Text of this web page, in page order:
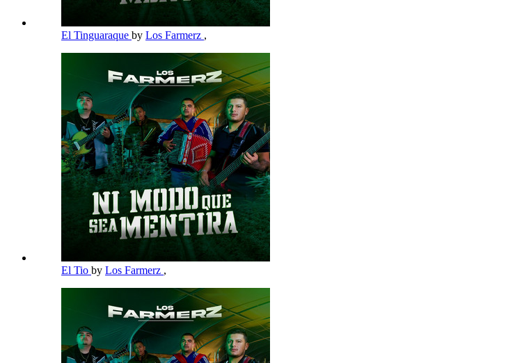
El Tinguaraque by Los Farmerz ,
El Tio by Los Farmerz ,